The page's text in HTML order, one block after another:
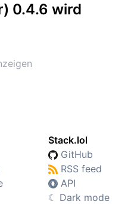
0.4.6 wird
Stack.lol
GitHub
RSS feed
API
☾ Dark mode